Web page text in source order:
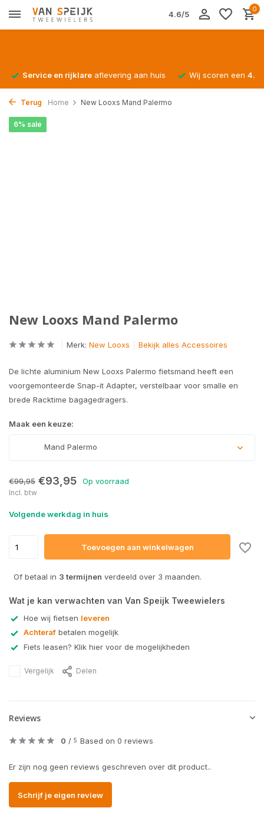
4.6/5
0
Service en rijklare aflevering aan huis Wij scoren een
Terug Home New Looxs Mand Palermo
New Looxs Mand Palermo
6% sale
Merk: New Looxs Bekijk alles Accessoires
De lichte aluminium New Looxs Palermo fietsmand heeft een
voorgemonteerde Snap-it Adapter, verstelbaar voor smalle en
brede Racktime bagagedragers.
Maak een keuze:
Mand Palermo
€99,95 €93,95 Op voorraad
Incl. btw
Volgende werkdag in huis
Toevoegen aan winkelwagen
Of betaal in 3 termijnen verdeeld over 3 maanden.
Wat je kan verwachten van Van Speijk Tweewielers
Hoe wij fietsen leveren
Achteraf betalen mogelijk
Fiets leasen? Klik hier voor de mogelijkheden
Vergelijk Delen
Reviews
0 / 5 Based on 0 reviews
Er zijn nog geen reviews geschreven over dit product..
Schrijf je eigen review